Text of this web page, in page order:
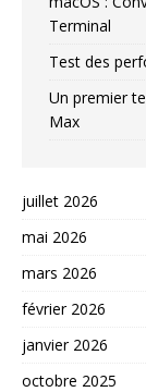
Terminal
Test des
Un premier
Max
juillet 2026
mai 2026
mars 2026
février 2026
janvier 2026
octobre 2025